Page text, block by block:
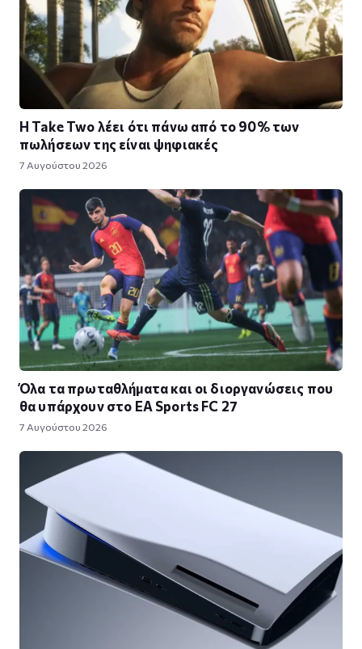
Η Take Twο λέει ότι πάνω από το 90% των
πωλήσεων της είναι ψηφιακές
7 Αυγούστου 2026
Όλα τα πρωταθλήματα και οι διοργανώσεις που
θα υπάρχουν στο EA Sports FC 27
7 Αυγούστου 2026